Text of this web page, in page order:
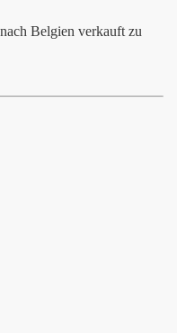
Belgien verkauft zu